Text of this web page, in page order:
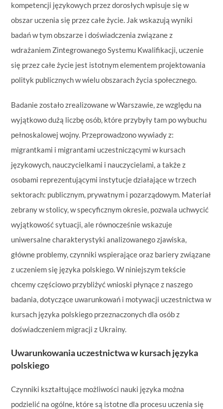
kompetencji językowych przez dorosłych wpisuje się w
obszar uczenia się przez całe życie. Jak wskazują wyniki
badań w tym obszarze i doświadczenia związane z
wdrażaniem Zintegrowanego Systemu Kwalifikacji, uczenie
się przez całe życie jest istotnym elementem projektowania
polityk publicznych w wielu obszarach życia społecznego.
Badanie zostało zrealizowane w Warszawie, ze względu na
wyjątkowo dużą liczbę osób, które przybyły tam po wybuchu
pełnoskalowej wojny. Przeprowadzono wywiady z:
migrantkami i migrantami uczestniczącymi w kursach
językowych, nauczycielkami i nauczycielami, a także z
osobami reprezentującymi instytucje działające w trzech
sektorach: publicznym, prywatnym i pozarządowym. Materiał
zebrany w stolicy, w specyficznym okresie, pozwala uchwycić
wyjątkowość sytuacji, ale równocześnie wskazuje
uniwersalne charakterystyki analizowanego zjawiska,
główne problemy, czynniki wspierające oraz bariery związane
z uczeniem się języka polskiego. W niniejszym tekście
chcemy częściowo przybliżyć wnioski płynące z naszego
badania, dotyczące uwarunkowań i motywacji uczestnictwa w
kursach języka polskiego przeznaczonych dla osób z
doświadczeniem migracji z Ukrainy.
Uwarunkowania uczestnictwa w kursach języka
polskiego
Czynniki kształtujące możliwości nauki języka można
podzielić na ogólne, które są istotne dla procesu uczenia się